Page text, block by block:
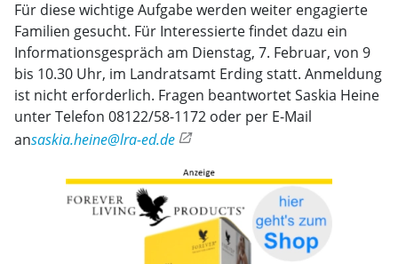
Für diese wichtige Aufgabe werden weiter engagierte
Familien gesucht. Für Interessierte findet dazu ein
Informationsgespräch am Dienstag, 7. Februar, von 9
bis 10.30 Uhr, im Landratsamt Erding statt. Anmeldung
ist nicht erforderlich. Fragen beantwortet Saskia Heine
unter Telefon 08122/58-1172 oder per E-Mail
ansaskia.heine@lra-ed.de